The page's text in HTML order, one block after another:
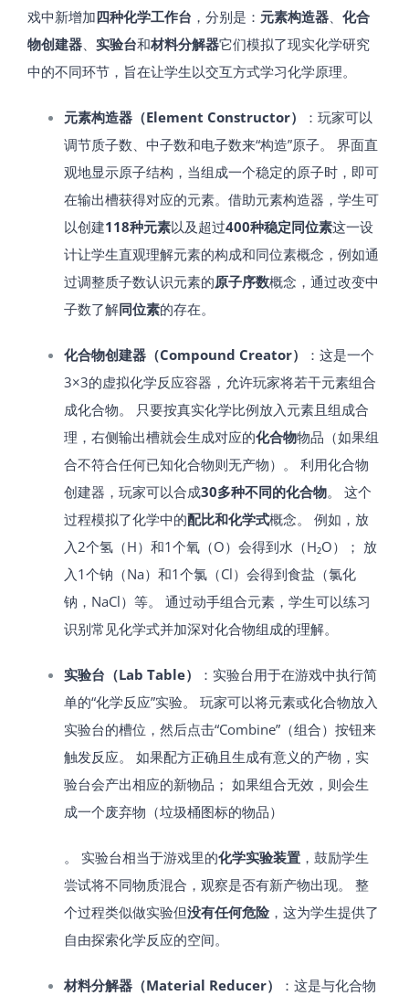
戏中新增加四种化学工作台 ，分别是： 元素构造器、 化合
物创建器、 实验台和材料分解器​它们模拟了现实化学研究
中的不同环节，旨在让学生以交互方式学习化学原理。
元素构造器（Element Constructor）
：玩家可以
调节质子数、中子数和电子数来“构造”原子。 界面直
观地显示原子结构，当组成一个稳定的原子时，即可
在输出槽获得对应的元素。​借助元素构造器，学生可
以创建118种元素以及超过400种稳定同位素​这一设
计让学生直观理解元素的构成和同位素概念，例如通
过调整质子数认识元素的原子序数概念，通过改变中
子数了解同位素的存在。
化合物创建器（Compound Creator）
：这是一个
3×3的虚拟化学反应容器，允许玩家将若干元素组合
成化合物。 只要按真实化学比例放入元素且组成合
理，右侧输出槽就会生成对应的化合物物品（如果组
合不符合任何已知化合物则无产物）。 利用化合物
创建器，玩家可以合成30多种不同的化合物​。 这个
过程模拟了化学中的配比和化学式概念。 例如，放
入2个氢（H）和1个氧（O）会得到水（H₂O）； 放
入1个钠（Na）和1个氯（Cl）会得到食盐（氯化
钠，NaCl）等。 通过动手组合元素，学生可以练习
识别常见化学式并加深对化合物组成的理解。
实验台（Lab Table）
：实验台用于在游戏中执行简
单的“化学反应”实验。 玩家可以将元素或化合物放入
实验台的槽位，然后点击“Combine”（组合）按钮来
触发反应。 如果配方正确且生成有意义的产物，实
验台会产出相应的新物品； 如果组合无效，则会生
成一个废弃物（垃圾桶图标的物品）​
。 实验台相当于游戏里的化学实验装置，鼓励学生
尝试将不同物质混合，观察是否有新产物出现。 整
个过程类似做实验但没有任何危险，这为学生提供了
自由探索化学反应的空间。
材料分解器（Material Reducer） ：这是与化合物